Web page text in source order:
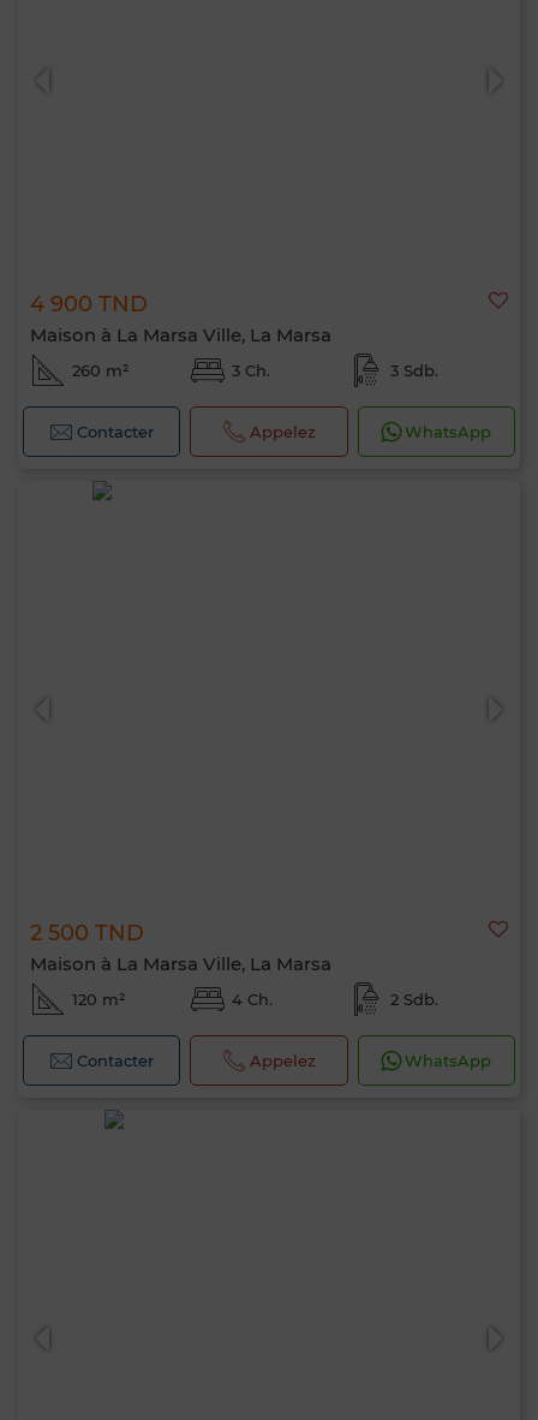
4 900 TND
Maison à La Marsa Ville, La Marsa
260 m² 3 Ch. 3 Sdb.
Contacter Appelez WhatsApp
2 500 TND
Maison à La Marsa Ville, La Marsa
120 m² 4 Ch. 2 Sdb.
Contacter Appelez WhatsApp